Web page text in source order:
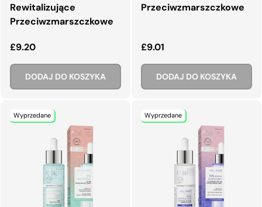
Rewitalizujące
Przeciwzmarszczkowe
Normalna cena
£9.20
DODAJ DO KOSZYKA
Przeciwzmarszczkowe
Normalna cena
£9.01
DODAJ DO KOSZYKA
Wyprzedane Wyprzedane